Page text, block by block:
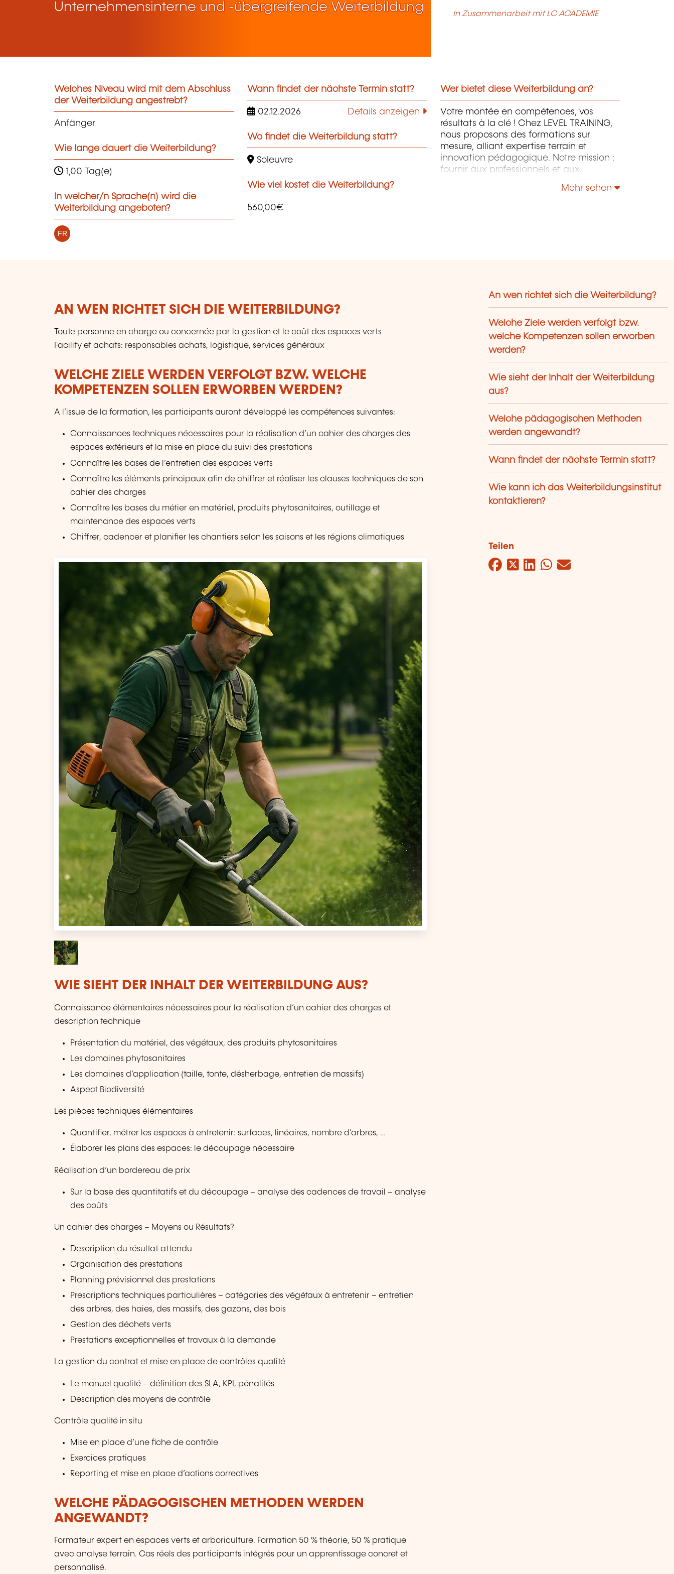
Unternehmensinterne und -übergreifende Weiterbildung In Zusammenarbeit mit LC ACADEMIE
Welches Niveau wird mit dem Abschluss
der Weiterbildung angestrebt?
Anfänger
Wie lange dauert die Weiterbildung?
1,00 Tag(e)
In welcher/n Sprache(n) wird die
Weiterbildung angeboten?
FR
Wann findet der nächste Termin statt?
02.12.2026 Details anzeigen
Wo findet die Weiterbildung statt?
Soleuvre
Wie viel kostet die Weiterbildung?
560,00€
Wer bietet diese Weiterbildung an?
Votre montée en compétences, vos
résultats à la clé ! Chez LEVEL TRAINING,
nous proposons des formations sur
mesure, alliant expertise terrain et
innovation pédagogique. Notre mission :
fournir aux professionnels et aux
immédiatement applicables pour
nous garantissons des compétences
durables, des résultats mesurables et un
accompagnement de confiance au
Mehr sehen
AN WEN RICHTET SICH DIE WEITERBILDUNG?
Toute personne en charge ou concernée par la gestion et le coût des espaces verts
Facility et achats: responsables achats, logistique, services généraux
WELCHE ZIELE WERDEN VERFOLGT BZW. WELCHE
KOMPETENZEN SOLLEN ERWORBEN WERDEN?
A l’issue de la formation, les participants auront développé les compétences suivantes:
Connaissances techniques nécessaires pour la réalisation d’un cahier des charges des
espaces extérieurs et la mise en place du suivi des prestations
Connaître les bases de l’entretien des espaces verts
Connaître les éléments principaux afin de chiffrer et réaliser les clauses techniques de son
cahier des charges
Connaître les bases du métier en matériel, produits phytosanitaires, outillage et
maintenance des espaces verts
Chiffrer, cadencer et planifier les chantiers selon les saisons et les régions climatiques
WIE SIEHT DER INHALT DER WEITERBILDUNG AUS?
Connaissance élémentaires nécessaires pour la réalisation d’un cahier des charges et
description technique
Présentation du matériel, des végétaux, des produits phytosanitaires
Les domaines phytosanitaires
Les domaines d’application (taille, tonte, désherbage, entretien de massifs)
Aspect Biodiversité
Les pièces techniques élémentaires
Quantifier, métrer les espaces à entretenir: surfaces, linéaires, nombre d’arbres, …
Élaborer les plans des espaces: le découpage nécessaire
Réalisation d’un bordereau de prix
Sur la base des quantitatifs et du découpage – analyse des cadences de travail – analyse
des coûts
Un cahier des charges – Moyens ou Résultats?
Description du résultat attendu
Organisation des prestations
Planning prévisionnel des prestations
Prescriptions techniques particulières – catégories des végétaux à entretenir – entretien
des arbres, des haies, des massifs, des gazons, des bois
Gestion des déchets verts
Prestations exceptionnelles et travaux à la demande
La gestion du contrat et mise en place de contrôles qualité
Le manuel qualité – définition des SLA, KPI, pénalités
Description des moyens de contrôle
Contrôle qualité in situ
Mise en place d’une fiche de contrôle
Exercices pratiques
Reporting et mise en place d’actions correctives
WELCHE PÄDAGOGISCHEN METHODEN WERDEN
ANGEWANDT?
Formateur expert en espaces verts et arboriculture. Formation 50 % théorie, 50 % pratique
avec analyse terrain. Cas réels des participants intégrés pour un apprentissage concret et
personnalisé.
An wen richtet sich die Weiterbildung?
Welche Ziele werden verfolgt bzw.
welche Kompetenzen sollen erworben
werden?
Wie sieht der Inhalt der Weiterbildung
aus?
Welche pädagogischen Methoden
werden angewandt?
Wann findet der nächste Termin statt?
Wie kann ich das Weiterbildungsinstitut
kontaktieren?
Teilen
Facebook
Twitter
LinkedIn
WhatsApp
Mail